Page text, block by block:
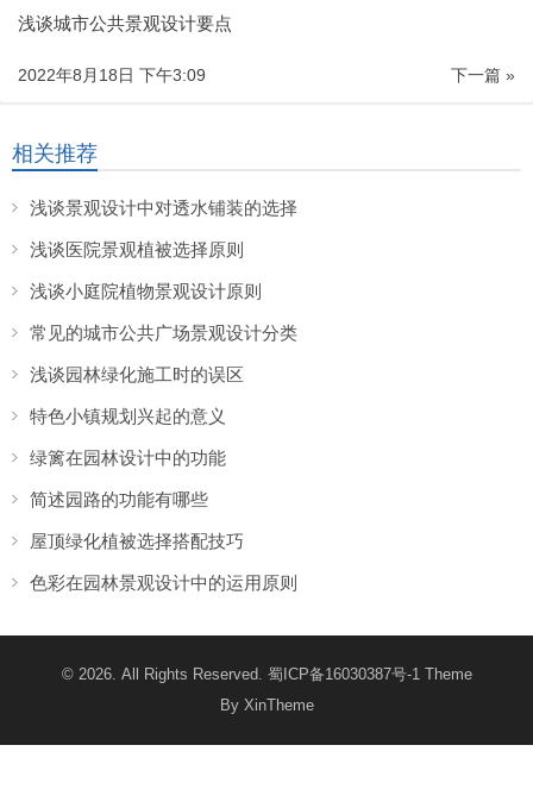
浅谈城市公共景观设计要点
下一篇 »
2022年8月18日 下午3:09
相关推荐
浅谈景观设计中对透水铺装的选择
浅谈医院景观植被选择原则
浅谈小庭院植物景观设计原则
常见的城市公共广场景观设计分类
浅谈园林绿化施工时的误区
特色小镇规划兴起的意义
绿篱在园林设计中的功能
简述园路的功能有哪些
屋顶绿化植被选择搭配技巧
色彩在园林景观设计中的运用原则
© 2026. All Rights Reserved. 蜀ICP备16030387号-1Theme
By XinTheme